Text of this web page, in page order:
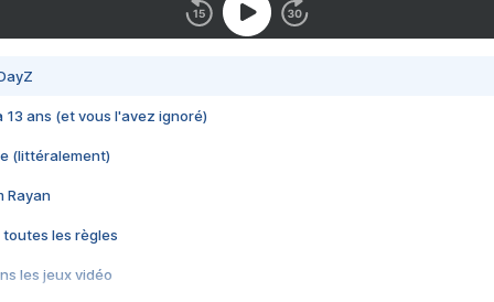
13 ans (et vous l'avez ignoré)
(littéralement)
Rayan
toutes les règles
les jeux vidéo